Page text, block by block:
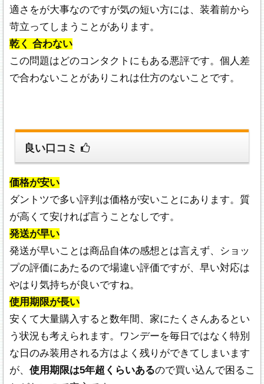
適さをが大事なのですが気の短い方には、装着前から
苛立ってしまうことがあります。
乾く 合わない
この問題はどのコンタクトにもある悪評です。個人差
で合わないことがありこれは仕方のないことです。
良い口コミ
価格が安い
ダントツで多い評判は価格が安いことにあります。質
が高くて安ければ言うことなしです。
発送が早い
発送が早いことは商品自体の感想とは言えず、ショッ
プの評価にあたるので場違い評価ですが、早い対応は
やはり気持ちが良いですね。
使用期限が長い
安くて大量購入すると数年間、家にたくさんあるとい
う状況も考えられます。ワンデーを毎日ではなく特別
な日のみ装用される方はよく残りができてしまいます
が、 使用期限は5年超くらいあるので買い込んで困るこ